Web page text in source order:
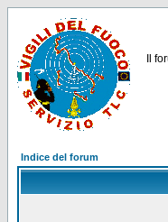
Il
Indice del forum